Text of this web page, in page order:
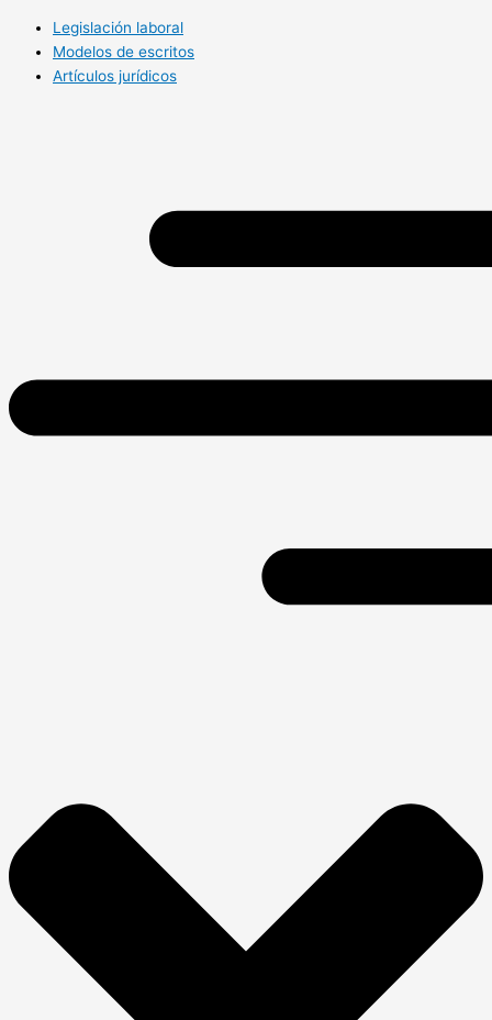
Legislación laboral
Modelos de escritos
Artículos jurídicos